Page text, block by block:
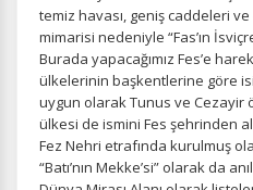
ÇEREZ KULLANIM
Çerez
Daha fazla bilgi için KVKK
gizlilik koşullarını
temiz havası, geniş caddeleri ve
mimarisi nedeniyle “Fas’ın
Burada yapacağımız Fes’e
ülkelerinin başkentlerine göre
uygun olarak Tunus ve Cezayir
ülkesi de ismini Fes şehrinden
Fez Nehri etrafında kurulmuş
“Batı’nın Mekke’si” olarak da